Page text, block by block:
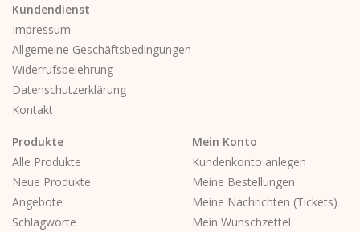
Kundendienst
Impressum
Allgemeine Geschäftsbedingungen
Widerrufsbelehrung
Datenschutzerklärung
Kontakt
Produkte
Alle Produkte
Neue Produkte
Angebote
Schlagworte
Mein Konto
Kundenkonto anlegen
Meine Bestellungen
Meine Nachrichten (Tickets)
Mein Wunschzettel